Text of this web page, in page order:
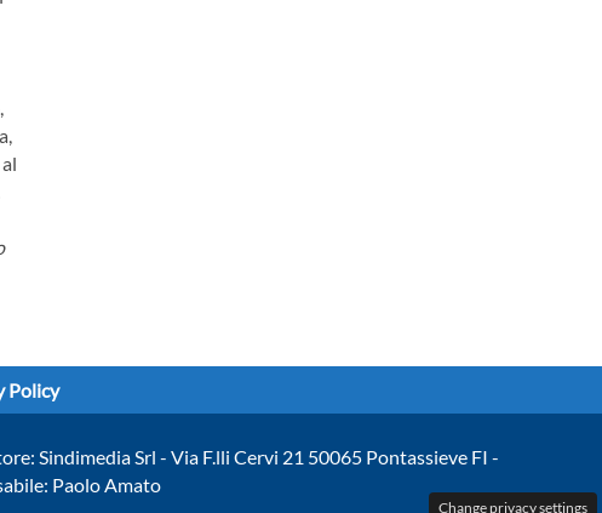
Policy
Sindimedia Srl - Via F.lli Cervi 21 50065 Pontassieve FI -
Paolo Amato
Change privacy settings